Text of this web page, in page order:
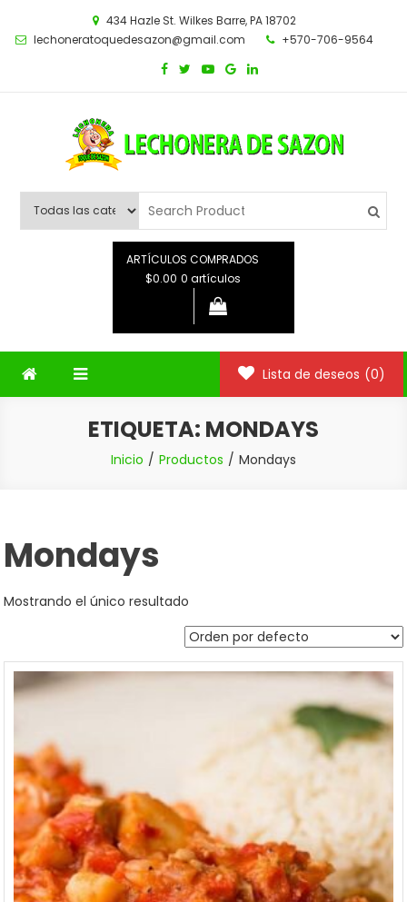
434 Hazle St. Wilkes Barre, PA 18702
lechoneratoquedesazon@gmail.com
+570-706-9564
ARTÍCULOS COMPRADOS
$0.00 0 artículos
Lista de deseos (0)
ETIQUETA: MONDAYS
Inicio Productos Mondays
Mondays
Mostrando el único resultado